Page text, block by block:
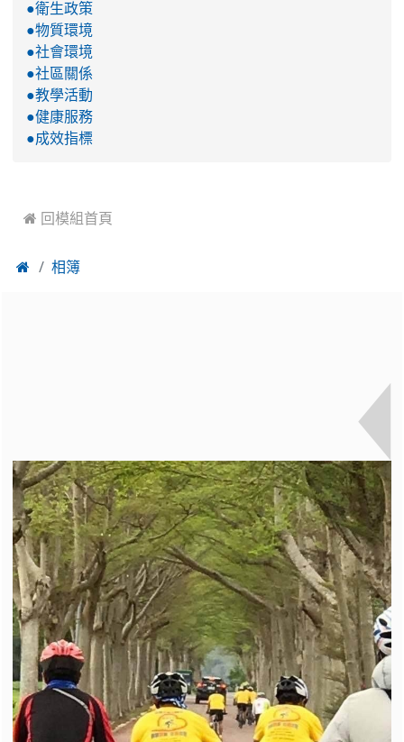
●衛生政策
●物質環境
●社會環境
●社區關係
●教學活動
●健康服務
●成效指標
 回模組首頁
 相簿